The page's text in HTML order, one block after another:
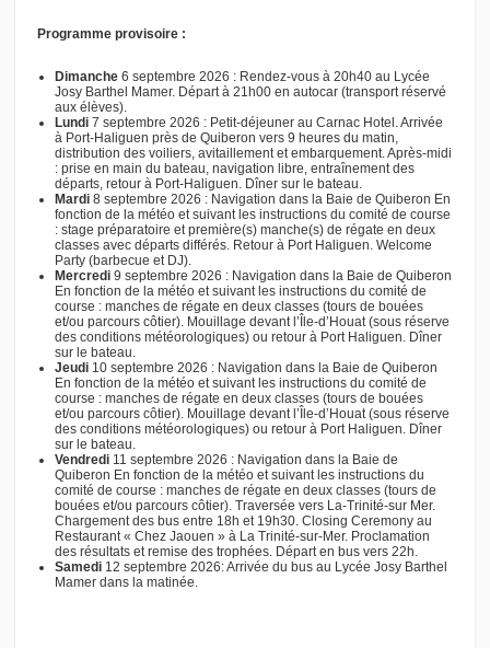
Programme provisoire :
Dimanche6 septembre 2026 : Rendez-vous à 20h40 au Lycée
Josy Barthel Mamer. Départ à 21h00 en autocar (transport réservé
aux élèves).
Lundi7 septembre 2026 : Petit-déjeuner au Carnac Hotel. Arrivée
à Port-Haliguen près de Quiberon vers 9 heures du matin,
distribution des voiliers, avitaillement et embarquement. Après-midi
: prise en main du bateau, navigation libre, entraînement des
départs, retour à Port-Haliguen. Dîner sur le bateau.
Mardi8 septembre 2026 : Navigation dans la Baie de Quiberon En
fonction de la météo et suivant les instructions du comité de course
: stage préparatoire et première(s) manche(s) de régate en deux
classes avec départs différés. Retour à Port Haliguen. Welcome
Party (barbecue et DJ).
Mercredi9 septembre 2026 : Navigation dans la Baie de Quiberon
En fonction de la météo et suivant les instructions du comité de
course : manches de régate en deux classes (tours de bouées
et/ou parcours côtier). Mouillage devant l’Île-d’Houat (sous réserve
des conditions météorologiques) ou retour à Port Haliguen. Dîner
sur le bateau.
Jeudi 10 septembre 2026 : Navigation dans la Baie de Quiberon
En fonction de la météo et suivant les instructions du comité de
course : manches de régate en deux classes (tours de bouées
et/ou parcours côtier). Mouillage devant l’Île-d’Houat (sous réserve
des conditions météorologiques) ou retour à Port Haliguen. Dîner
sur le bateau.
Vendredi11 septembre 2026 : Navigation dans la Baie de
Quiberon En fonction de la météo et suivant les instructions du
comité de course : manches de régate en deux classes (tours de
bouées et/ou parcours côtier). Traversée vers La-Trinité-sur Mer.
Chargement des bus entre 18h et 19h30. Closing Ceremony au
Restaurant « Chez Jaouen » à La Trinité-sur-Mer. Proclamation
des résultats et remise des trophées. Départ en bus vers 22h.
Samedi12 septembre 2026: Arrivée du bus au Lycée Josy Barthel
Mamer dans la matinée.